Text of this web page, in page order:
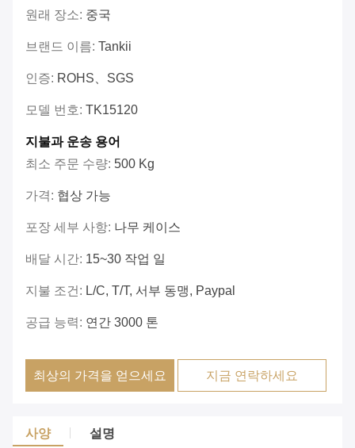
원래 장소: 중국
브랜드 이름: Tankii
인증: ROHS、SGS
모델 번호: TK15120
지불과 운송 용어
최소 주문 수량: 500 Kg
가격: 협상 가능
포장 세부 사항: 나무 케이스
배달 시간: 15~30 작업 일
지불 조건: L/C, T/T, 서부 동맹, Paypal
공급 능력: 연간 3000 톤
최상의 가격을 얻으세요 지금 연락하세요
사양 설명